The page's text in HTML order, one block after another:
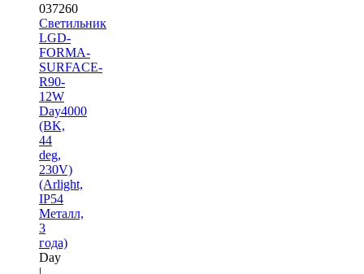
037260
Светильник
LGD-
FORMA-
SURFACE-
R90-
12W
Day4000
(BK,
44
deg,
230V)
(Arlight,
IP54
Металл,
3
года)
Day